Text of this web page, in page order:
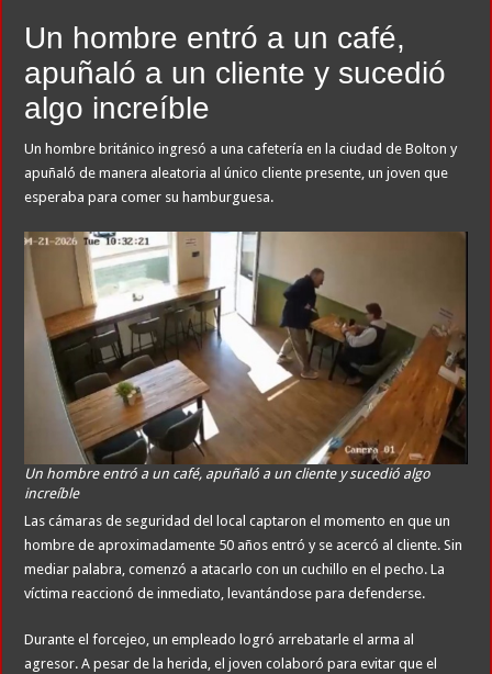
Un hombre entró a un café,
apuñaló a un cliente y sucedió
algo increíble
Un hombre británico ingresó a una cafetería en la ciudad de Bolton y
apuñaló de manera aleatoria al único cliente presente, un joven que
esperaba para comer su hamburguesa.
Un hombre entró a un café, apuñaló a un cliente y sucedió algo
increíble
Las cámaras de seguridad del local captaron el momento en que un
hombre de aproximadamente 50 años entró y se acercó al cliente. Sin
mediar palabra, comenzó a atacarlo con un cuchillo en el pecho. La
víctima reaccionó de inmediato, levantándose para defenderse.
Durante el forcejeo, un empleado logró arrebatarle el arma al
agresor. A pesar de la herida, el joven colaboró para evitar que el